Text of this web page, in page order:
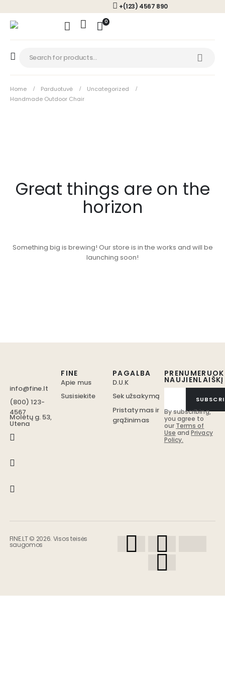
+(123) 4567 890
0
Home Parduotuvė
Uncategorized
Handmade Outdoor Chair
Great things are on the
horizon
Something big is brewing! Our store is in the works and will be
launching soon!
info@fine.lt
(800) 123-
4567
Molėtų g. 53,
Utena
PRENUMERUOK
NAUJIENLAIŠKĮ
By subscribing,
you agree to
our Terms of
Use andPrivacy
Policy.
FINE
Apie mus
Susisiekite
PAGALBA
D.U.K
Sek užsakymą
Pristatymas ir
grąžinimas
FINE.LT © 2026. Visos teisės
saugomos